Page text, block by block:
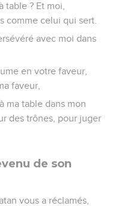
table ? Et moi,
comme celui qui sert.
avec moi dans
en votre faveur,
faveur,
ma table dans mon
des trônes, pour juger
de son
vous a réclamés,